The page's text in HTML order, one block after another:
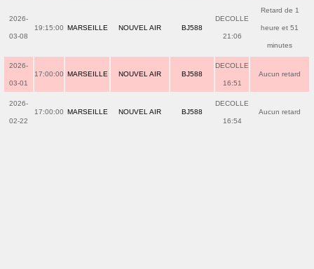
2026-
03-08
19:15:00 MARSEILLE NOUVEL AIR BJ588
DECOLLE
21:06
Retard de 1
heure et 51
minutes
2026-
03-01
17:00:00 MARSEILLE NOUVEL AIR BJ588
DECOLLE
16:51
Aucun retard
2026-
02-22
17:00:00 MARSEILLE NOUVEL AIR BJ588
DECOLLE
16:54
Aucun retard